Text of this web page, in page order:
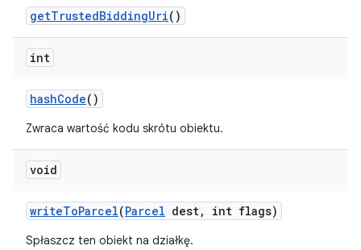
getTrustedBiddingUri()
int
hashCode()
Zwraca wartość kodu skrótu obiektu.
void
writeToParcel(Parcel dest, int flags)
Spłaszcz ten obiekt na działkę.